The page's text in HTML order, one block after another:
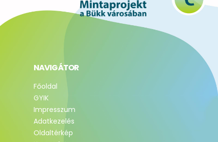
NAVIGÁTOR
Főoldal
GYIK
Impresszum
Adatkezelés
Oldaltérkép